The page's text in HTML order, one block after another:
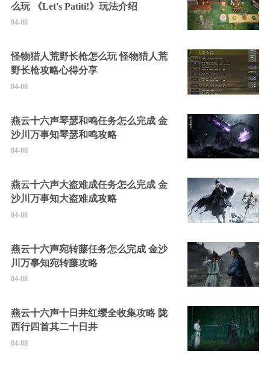
么玩 《Let's Patiti!》玩法介绍
04-08
怪物猎人荒野长枪怎么玩 怪物猎人荒
野长枪攻略心得分享
04-08
燕云十六声琴瑟和鸣任务怎么完成 金
沙川万事知琴瑟和鸣攻略
04-08
燕云十六声大盗难成任务怎么完成 金
沙川万事知大盗难成攻略
04-08
燕云十六声宛转藤任务怎么完成 金沙
川万事知宛转藤攻略
04-08
燕云十六声十日井红缨全收集攻略 陇
西行四首其二十日井
04-08